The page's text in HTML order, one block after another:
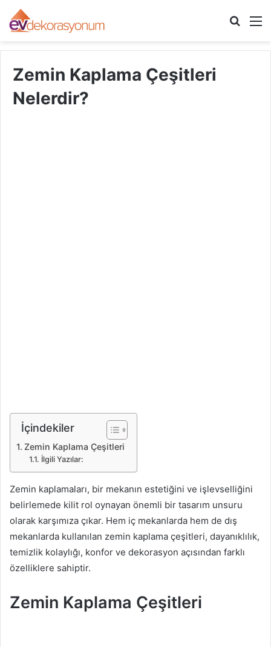
Arama
Zemin Kaplama Çeşitleri
Nelerdir?
İçindekiler
Zemin Kaplama Çeşitleri
İlgili Yazılar:
Zemin kaplamaları, bir mekanın estetiğini ve işlevselliğini
belirlemede kilit rol oynayan önemli bir tasarım unsuru
olarak karşımıza çıkar. Hem iç mekanlarda hem de dış
mekanlarda kullanılan zemin kaplama çeşitleri, dayanıklılık,
temizlik kolaylığı, konfor ve dekorasyon açısından farklı
özelliklere sahiptir.
Zemin Kaplama Çeşitleri